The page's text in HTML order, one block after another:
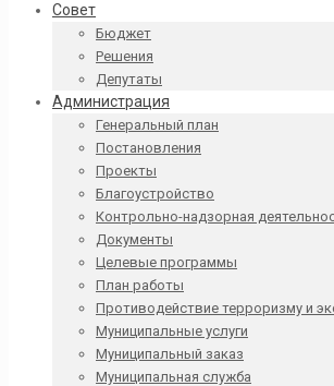
Совет
Бюджет
Решения
Депутаты
Администрация
Генеральный план
Постановления
Проекты
Благоустройство
Контрольно-надзорная
Документы
Целевые программы
План работы
Противодействие терроризму и
Муниципальные услуги
Муниципальный заказ
Муниципальная служба